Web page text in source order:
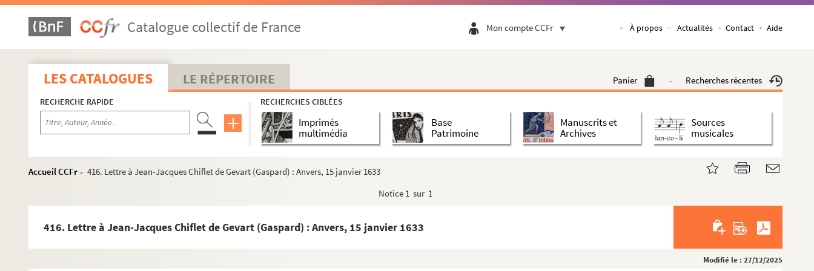
Catalogue collectif de France Mon compte CCFr À propos Actualités Contact Aide
LES CATALOGUES LE RÉPERTOIRE Panier Recherches récentes
RECHERCHE RAPIDE RECHERCHES CIBLÉES
Imprimés
multimédia
Base
Patrimoine
Manuscrits et
Archives
Sources
musicales
Accueil CCFr > 416. Lettre à Jean-Jacques Chiflet de Gevart (Gaspard) : Anvers, 15 janvier 1633
Notice 1 sur 1
416. Lettre à Jean-Jacques Chiflet de Gevart (Gaspard) : Anvers, 15 janvier 1633
Modifié le : 27/12/2025
364. Lettre à Jules Chiflet de Philippe (Claude-Ambroise) : Ratisbonne, 23 août 1664
366. Lettre à Jean-Jacques Chiflet de Le Mire (Aubert), dit Miraeus : Bruxelles, 3 décembre 1633
368. Lettre à Jean-Jacques Chiflet de Menestrier (Claude-François) : Lyon, 6 septembre 1659
370. Lettre à Jean Chiflet de Dalechamps (Jacques) : Lyon, incomplètement datée
371. Lettre à Jean Chiflet de Dalechamps (Jacques) : Lyon, 24 janvier 1587
372. Lettre à Jean Chiflet de Dalechamps (Jacques) : Lyon, incomplètement datée
373. Lettre à Jean Chiflet de Dalechamps (Jacques) : Lyon, incomplètement datée
381. Lettre à Jean Chiflet de Dalechamps (Jacques) : Lyon, incomplètement datée